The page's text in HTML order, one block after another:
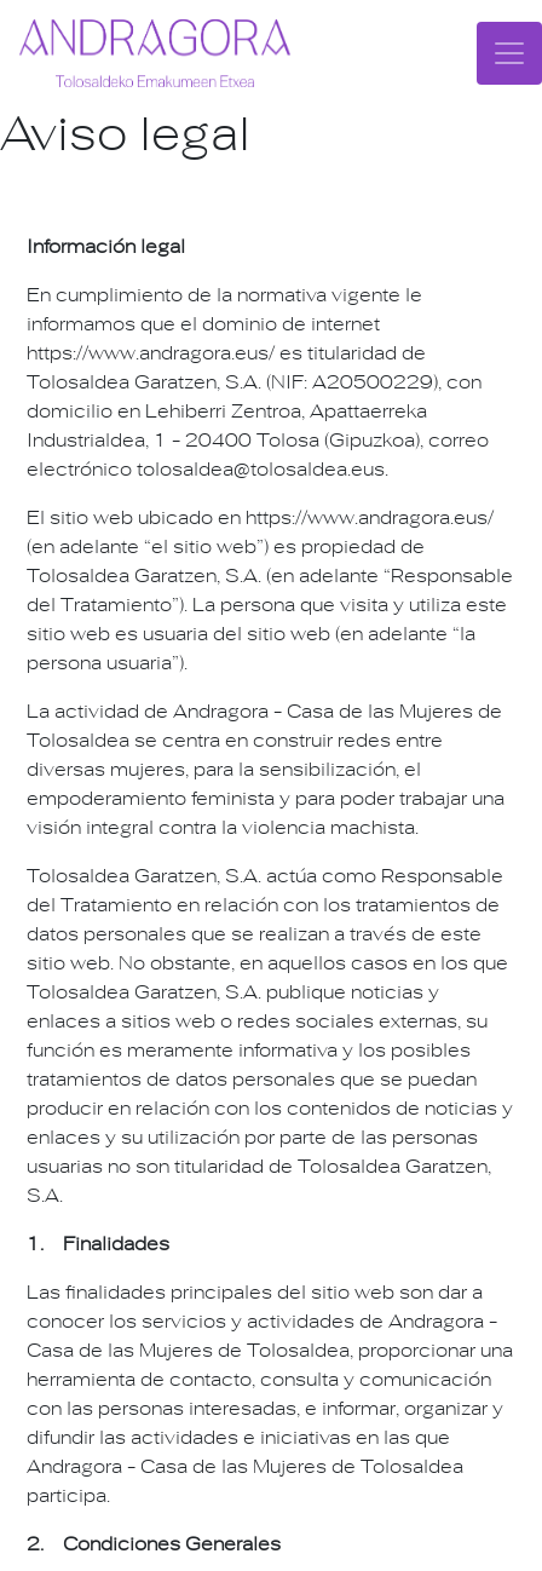
Aviso legal
Información legal
En cumplimiento de la normativa vigente le
informamos que el dominio de internet
https://www.andragora.eus/ es titularidad de
Tolosaldea Garatzen, S.A. (NIF: A20500229), con
domicilio en Lehiberri Zentroa, Apattaerreka
Industrialdea, 1 - 20400 Tolosa (Gipuzkoa), correo
electrónico tolosaldea@tolosaldea.eus.
El sitio web ubicado en https://www.andragora.eus/
(en adelante “el sitio web”) es propiedad de
Tolosaldea Garatzen, S.A. (en adelante “Responsable
del Tratamiento”). La persona que visita y utiliza este
sitio web es usuaria del sitio web (en adelante “la
persona usuaria”).
La actividad de Andragora - Casa de las Mujeres de
Tolosaldea se centra en construir redes entre
diversas mujeres, para la sensibilización, el
empoderamiento feminista y para poder trabajar una
visión integral contra la violencia machista.
Tolosaldea Garatzen, S.A. actúa como Responsable
del Tratamiento en relación con los tratamientos de
datos personales que se realizan a través de este
sitio web. No obstante, en aquellos casos en los que
Tolosaldea Garatzen, S.A. publique noticias y
enlaces a sitios web o redes sociales externas, su
función es meramente informativa y los posibles
tratamientos de datos personales que se puedan
producir en relación con los contenidos de noticias y
enlaces y su utilización por parte de las personas
usuarias no son titularidad de Tolosaldea Garatzen,
S.A.
1. Finalidades
Las finalidades principales del sitio web son dar a
conocer los servicios y actividades de Andragora -
Casa de las Mujeres de Tolosaldea, proporcionar una
herramienta de contacto, consulta y comunicación
con las personas interesadas, e informar, organizar y
difundir las actividades e iniciativas en las que
Andragora - Casa de las Mujeres de Tolosaldea
participa.
2. Condiciones Generales